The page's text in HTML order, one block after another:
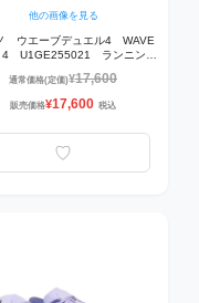
他の画像を見る
ウエーブデュエル4 WAVE
4 U1GE255021 ランニング
ク×ホワイト×ネイビー
通常価格(定価)¥17,600
販売価格¥17,600 税込